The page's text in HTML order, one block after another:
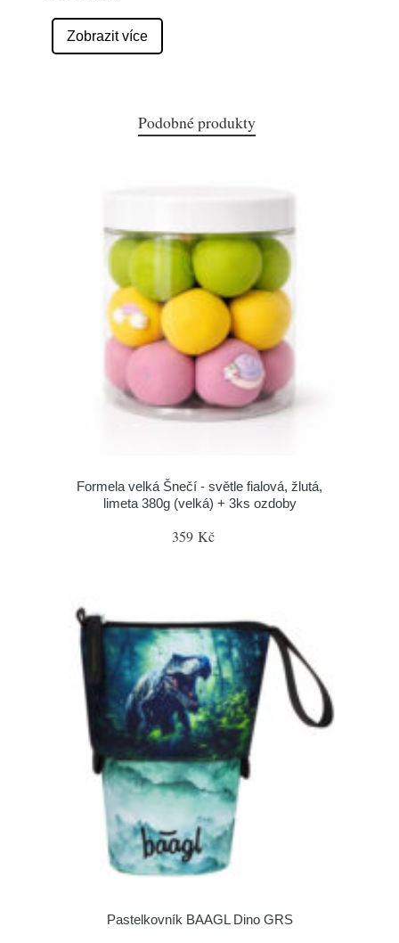
Zobrazit více
Podobné produkty
Formela velká Šnečí - světle fialová, žlutá,
limeta 380g (velká) + 3ks ozdoby
359 Kč
Pastelkovník BAAGL Dino GRS